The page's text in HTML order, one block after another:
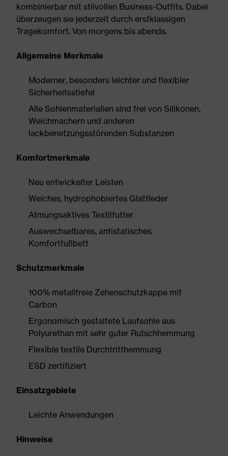
kombinierbar mit stilvollen Business-Outfits. Dabei
überzeugen sie jederzeit durch erstklassigen
Tragekomfort. Von morgens bis abends.
Allgemeine Merkmale
Moderner, besonders leichter und flexibler
Sicherheitsstiefel
Alle Sohlenmaterialien sind frei von Silikonen,
Weichmachern und anderen
lackbenetzungsstörenden Substanzen
Komfortmerkmale
Neu entwickelter Leisten
Weiches, hydrophobiertes Glattleder
Atmungsaktives Textilfutter
Auswechselbares, antistatisches
Komfortfußbett
Schutzmerkmale
100% metallfreie Zehenschutzkappe mit
Carbon
Ergonomisch gestaltete Laufsohle aus
Polyurethan mit sehr guter Rutschhemmung
Flexible textile Durchtritthemmung
ESD zertifiziert
Einsatzgebiete
Leichte Anwendungen
Hinweise